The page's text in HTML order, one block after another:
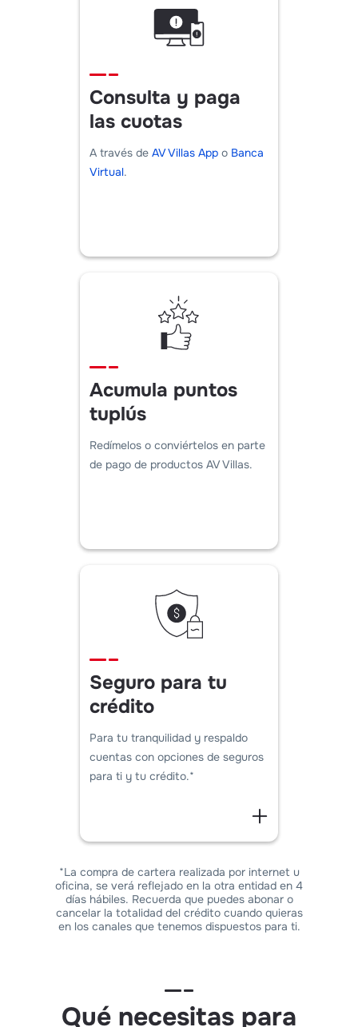
Consulta y paga
las cuotas
A través de AV Villas App o Banca
Virtual.
Acumula puntos
tuplús
Redímelos o conviértelos en parte
de pago de productos AV Villas.
Seguro para tu
crédito
Para tu tranquilidad y respaldo
cuentas con opciones de seguros
para ti y tu crédito.*
*La compra de cartera realizada por internet u
oficina, se verá reflejado en la otra entidad en 4
días hábiles. Recuerda que puedes abonar o
cancelar la totalidad del crédito cuando quieras
en los canales que tenemos dispuestos para ti.
Qué necesitas para